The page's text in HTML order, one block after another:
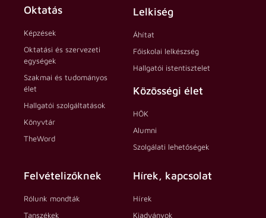
Oktatás
Képzések
Oktatási és szervezeti
egységek
Szakmai és tudományos
élet
Hallgatói szolgáltatások
Könyvtár
TheWord
Lelkiség
Áhítat
Főiskolai lelkészség
Hallgatói istentisztelet
Közösségi élet
HÖK
Alumni
Szolgálati lehetőségek
Felvételizőknek
Rólunk mondták
Tanszékek
Hírek, kapcsolat
Hírek
Kiadványok